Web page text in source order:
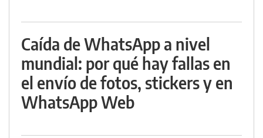
Caída de WhatsApp a nivel
mundial: por qué hay fallas en
el envío de fotos, stickers y en
WhatsApp Web